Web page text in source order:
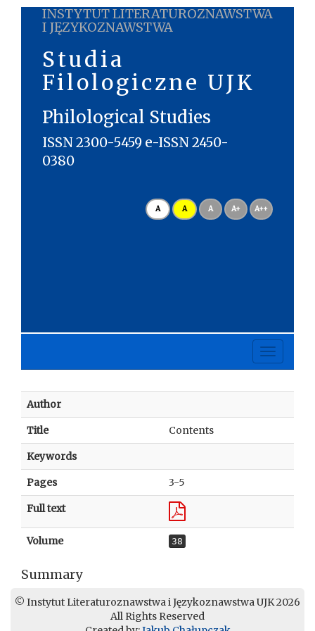
INSTYTUT LITERATUROZNAWSTWA
I JĘZYKOZNAWSTWA
Studia
Filologiczne UJK
Philological Studies
ISSN 2300-5459 e-ISSN 2450-
0380
A A A A+ A++
Toggle
Author
Title Contents
Keywords
Pages 3-5
Full text
Volume 38
Summary
© Instytut Literaturoznawstwa i Językoznawstwa UJK 2026
All Rights Reserved